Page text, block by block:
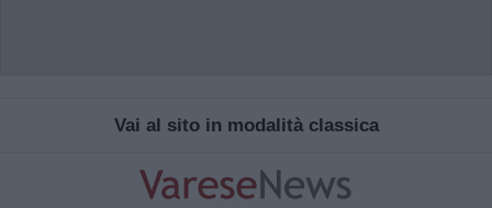
Vai al sito in modalità classica